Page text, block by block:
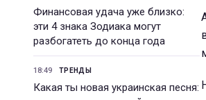
Финансовая удача уже близко:
эти 4 знака Зодиака могут
разбогатеть до конца года
18:49 ТРЕНДЫ
Какая ты новая украинская песня: